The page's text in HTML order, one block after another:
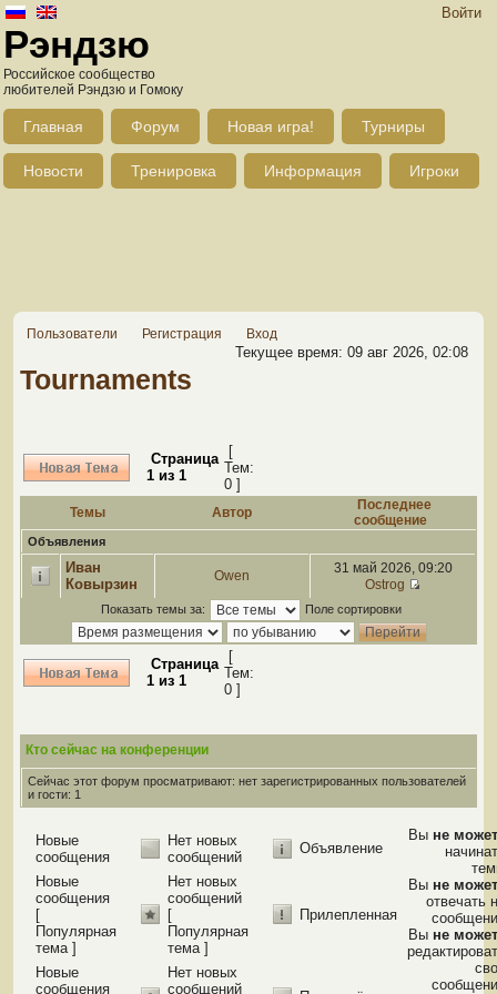
Войти
Рэндзю
Российское сообщество
любителей Рэндзю и Гомоку
Главная Форум Новая игра! Турниры
Новости Тренировка Информация Игроки
Пользователи Регистрация Вход
Текущее время: 09 авг 2026, 02:08
Tournaments
Страница
1 из 1
[
Тем:
0 ]
Темы Автор
Последнее
сообщение
Объявления
Иван
Ковырзин
Owen
31 май 2026, 09:20
Ostrog
Показать темы за: Поле сортировки
Страница
1 из 1
[
Тем:
0 ]
Кто сейчас на конференции
Сейчас этот форум просматривают: нет зарегистрированных пользователей
и гости: 1
Новые
сообщения
Нет новых
сообщений
Объявление
Новые
сообщения
[
Популярная
тема ]
Нет новых
сообщений
[
Популярная
тема ]
Прилепленная
Новые
сообщения
Нет новых
сообщений
Вы не
Вы не
отвечать
Вы не